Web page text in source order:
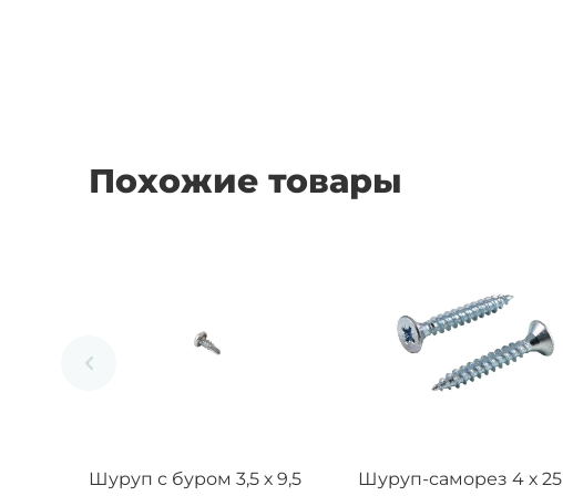
Похожие товары
Шуруп с буром 3,5 х 9,5
Шуруп-саморез 4 х 25